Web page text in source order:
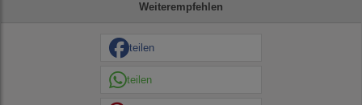
Weiterempfehlen
teilen
teilen